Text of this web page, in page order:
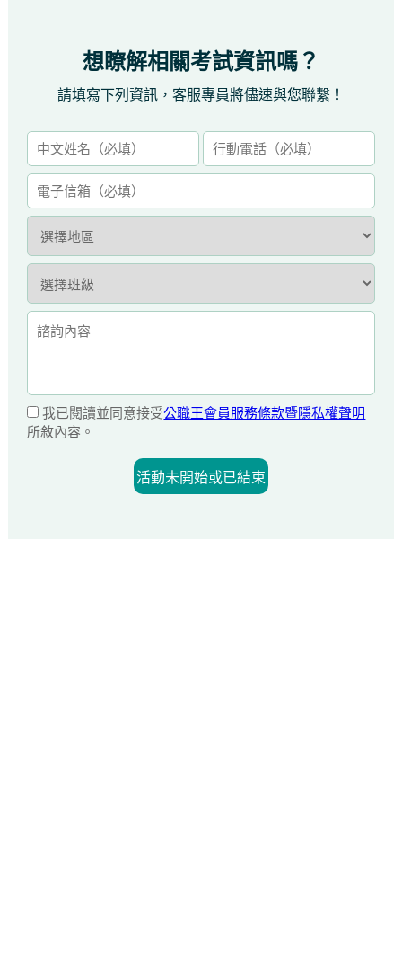
想瞭解相關考試資訊嗎？
請填寫下列資訊，客服專員將儘速與您聯繫！
我已閱讀並同意接受公職王會員服務條款暨隱私權聲明
所敘內容。
活動未開始或已結束